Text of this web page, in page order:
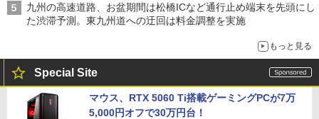
九州の高速道路、お盆期間は松橋ICなど通行止め端末を先頭にし
た渋滞予測。東九州道への迂回は料金調整を実施
もっと見る
Special Site
マウス、RTX 5060 Ti搭載ゲーミングPCが7万
5,000円オフで30万円台！